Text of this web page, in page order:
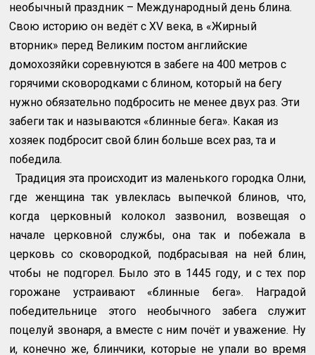
необычный праздник – Международный день блина.
Свою историю он ведёт сXV века, в «Жирный
вторник» перед Великим постом английские
домохозяйки соревнуются в забеге на 400 метров с
горячими сковородками с блином, который на бегу
нужно обязательно подбросить не менее двух раз. Эти
забеги так и называются «блинные бега». Какая из
хозяек подбросит свой блин больше всех раз, та и
победила.
Традиция эта происходит из маленького городка Олни,
где женщина так увлеклась выпечкой блинов, что,
когда церковный колокол зазвонил, возвещая о
начале церковной службы, она так и побежала в
церковь со сковородкой, подбрасывая на ней блин,
чтобы не подгорел. Было это в 1445 году, и с тех пор
горожане устраивают «блинные бега». Наградой
победительнице этого необычного забега служит
поцелуй звонаря, а вместе с ним почёт и уважение. Ну
и, конечно же, блинчики, которые не упали во время